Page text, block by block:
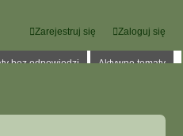
Zaloguj się
Zarejestruj się
bez odpowiedzi Aktywne tematy